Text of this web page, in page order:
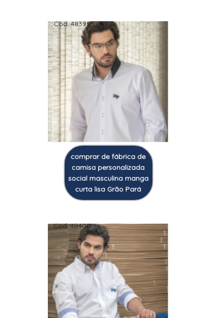
Cod.:48399
comprar de fábrica de
camisa personalizada
social masculina manga
curta lisa Grão Pará
Cod.:48400